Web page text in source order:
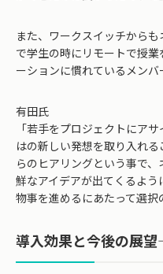
また、ワークスイッチから
で学生の時にリモートで授
ーションに慣れているメンバ
有田氏
「若手をプロジェクトにア
はの新しい発想を取り入れ
らのヒアリングという事で
鮮なアイデアが出てくるよう
物事を進めるにあたって選択
導入効果と今後の展望――